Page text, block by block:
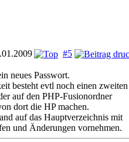
#5
neues Passwort.
besteht evtl noch einen zweiten
auf den PHP-Fusionordner
dort die HP machen.
auf das Hauptverzeichnis mit
und Änderungen vornehmen.